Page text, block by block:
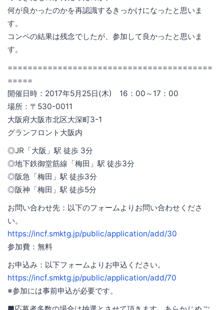
何が良かったのかを再認識するきっかけになったと思いま
す。
コンペの結果は残念でしたが、参加して良かったと思いま
す。
=========================================
=====
開催日時：2017年5月25日(木) 16：00～17：00
場所：〒530-0011
大阪府大阪市北区大深町3-1
グランフロント大阪内
◎JR「大阪」駅 徒歩 3分
◎地下鉄御堂筋線「梅田」駅 徒歩3分
◎阪急「梅田」駅 徒歩3分
◎阪神「梅田」駅 徒歩5分
お問い合わせ先：以下のフォームよりお問い合わせくださ
い。
https://incf.smktg.jp/public/application/add/30
参加費：無料
お申込み：以下フォームよりお申込ください。
https://incf.smktg.jp/public/application/add/70
※参加には事前申込が必要です。